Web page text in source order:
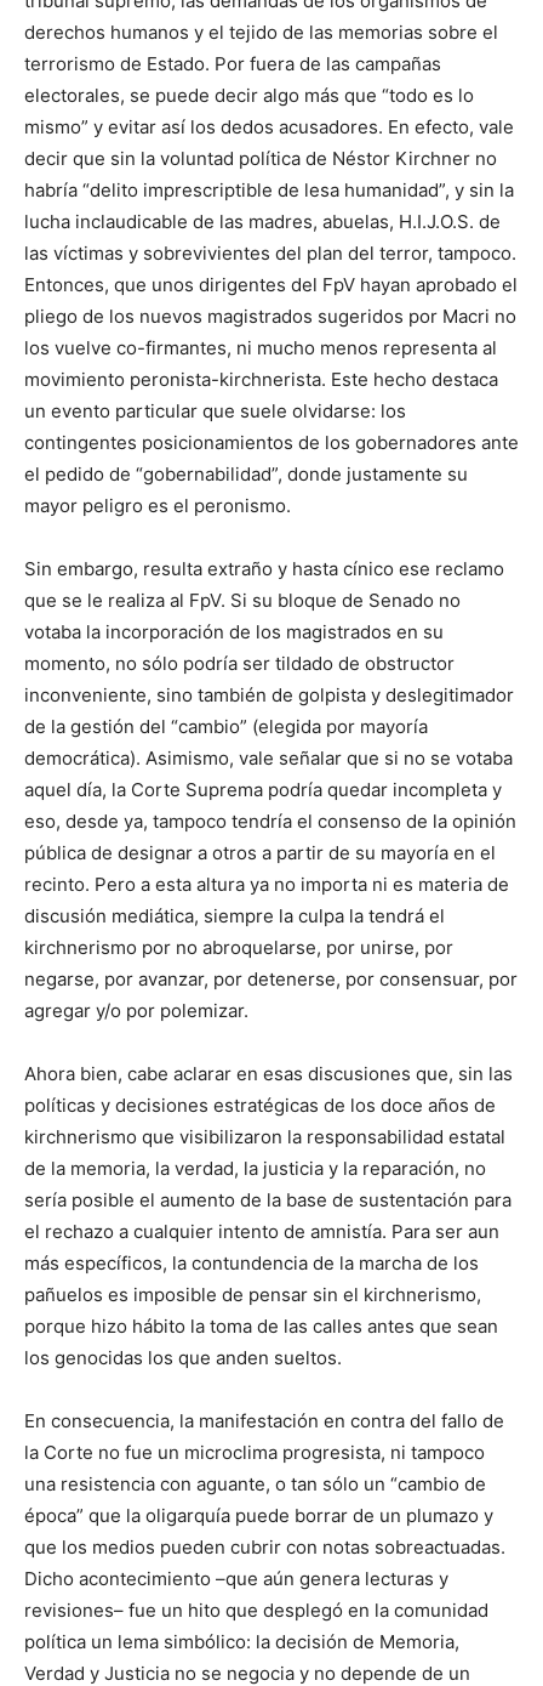
derechos humanos y el tejido de las memorias sobre el
terrorismo de Estado. Por fuera de las campañas
electorales, se puede decir algo más que “todo es lo
mismo” y evitar así los dedos acusadores. En efecto, vale
decir que sin la voluntad política de Néstor Kirchner no
habría “delito imprescriptible de lesa humanidad”, y sin la
lucha inclaudicable de las madres, abuelas, H.I.J.O.S. de
las víctimas y sobrevivientes del plan del terror, tampoco.
Entonces, que unos dirigentes del FpV hayan aprobado el
pliego de los nuevos magistrados sugeridos por Macri no
los vuelve co-firmantes, ni mucho menos representa al
movimiento peronista-kirchnerista. Este hecho destaca
un evento particular que suele olvidarse: los
contingentes posicionamientos de los gobernadores ante
el pedido de “gobernabilidad”, donde justamente su
mayor peligro es el peronismo.
Sin embargo, resulta extraño y hasta cínico ese reclamo
que se le realiza al FpV. Si su bloque de Senado no
votaba la incorporación de los magistrados en su
momento, no sólo podría ser tildado de obstructor
inconveniente, sino también de golpista y deslegitimador
de la gestión del “cambio” (elegida por mayoría
democrática). Asimismo, vale señalar que si no se votaba
aquel día, la Corte Suprema podría quedar incompleta y
eso, desde ya, tampoco tendría el consenso de la opinión
pública de designar a otros a partir de su mayoría en el
recinto. Pero a esta altura ya no importa ni es materia de
discusión mediática, siempre la culpa la tendrá el
kirchnerismo por no abroquelarse, por unirse, por
negarse, por avanzar, por detenerse, por consensuar, por
agregar y/o por polemizar.
Ahora bien, cabe aclarar en esas discusiones que, sin las
políticas y decisiones estratégicas de los doce años de
kirchnerismo que visibilizaron la responsabilidad estatal
de la memoria, la verdad, la justicia y la reparación, no
sería posible el aumento de la base de sustentación para
el rechazo a cualquier intento de amnistía. Para ser aun
más específicos, la contundencia de la marcha de los
pañuelos es imposible de pensar sin el kirchnerismo,
porque hizo hábito la toma de las calles antes que sean
los genocidas los que anden sueltos.
En consecuencia, la manifestación en contra del fallo de
la Corte no fue un microclima progresista, ni tampoco
una resistencia con aguante, o tan sólo un “cambio de
época” que la oligarquía puede borrar de un plumazo y
que los medios pueden cubrir con notas sobreactuadas.
Dicho acontecimiento –que aún genera lecturas y
revisiones– fue un hito que desplegó en la comunidad
política un lema simbólico: la decisión de Memoria,
Verdad y Justicia no se negocia y no depende de un